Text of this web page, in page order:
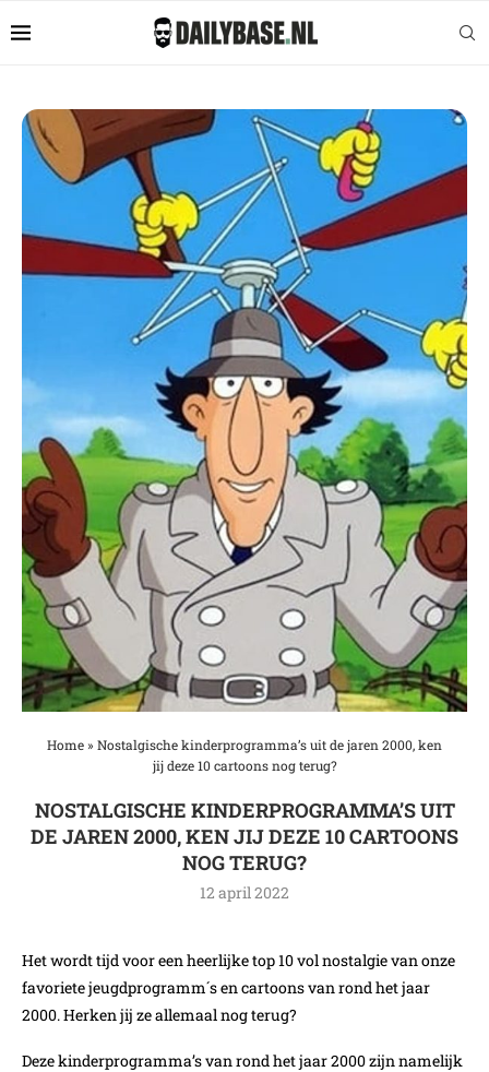
Home» Nostalgische kinderprogramma’s uit de jaren 2000, ken
jij deze 10 cartoons nog terug?
NOSTALGISCHE KINDERPROGRAMMA’S UIT
DE JAREN 2000, KEN JIJ DEZE 10 CARTOONS
NOG TERUG?
12 april 2022
Het wordt tijd voor een heerlijke top 10 vol nostalgie van onze
favoriete jeugdprogramm´s en cartoons van rond het jaar
2000. Herken jij ze allemaal nog terug?
Deze kinderprogramma’s van rond het jaar 2000 zijn namelijk